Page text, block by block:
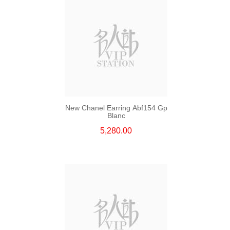
New Chanel Earring Abf154 Gp
Blanc
5,280.00